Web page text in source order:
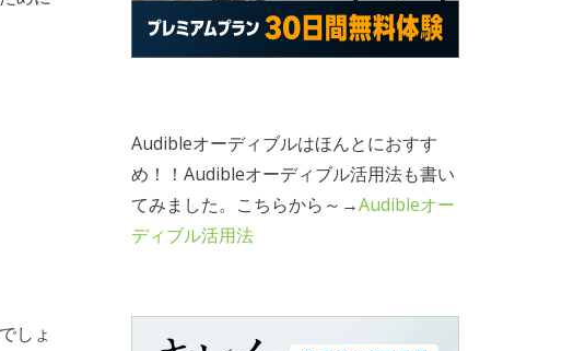
しょ
Audibleオーディブルはほんとにおすす
め！！Audibleオーディブル活用法も書い
てみました。こちらから～→Audibleオー
ディブル活用法